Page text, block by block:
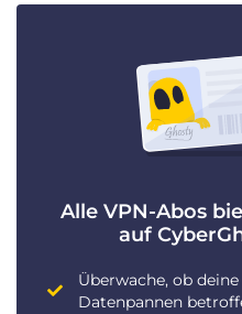
Alle VPN-Abos
auf
Überwache, ob
Datenpannen